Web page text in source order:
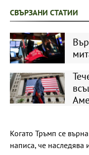
СВЪРЗАНИ СТАТИИ
Когато Тръмп се
написа, че наследява